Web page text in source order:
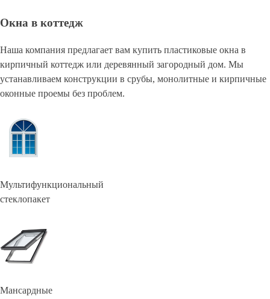
Окна в коттедж
Наша компания предлагает вам купить пластиковые окна в
кирпичный коттедж или деревянный загородный дом. Мы
устанавливаем конструкции в срубы, монолитные и кирпичные
оконные проемы без проблем.
Мультифункциональный
стеклопакет
Мансардные